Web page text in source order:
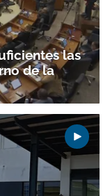
las
de la